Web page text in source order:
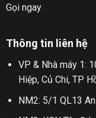
Gọi ngay
Thông tin liên hệ
VP & Nhà máy 1:
Hiệp, Củ Chi, TP
NM2: 5/1 QL13 An